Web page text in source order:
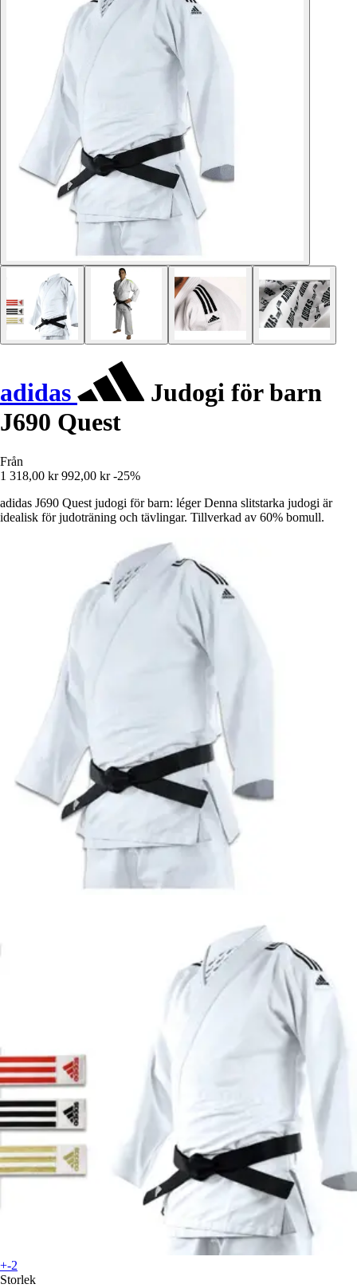
adidas
Judogi för barn
J690 Quest
Från
1 318,00 kr 992,00 kr -25%
adidas J690 Quest judogi för barn: léger Denna slitstarka judogi är
idealisk för judoträning och tävlingar. Tillverkad av 60% bomull.
+-2
Storlek